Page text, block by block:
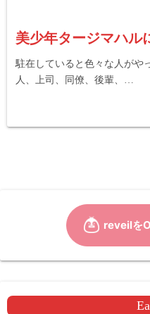
美少年タージマハル
駐在していると色々な人がや
人、上司、同僚、後輩、…